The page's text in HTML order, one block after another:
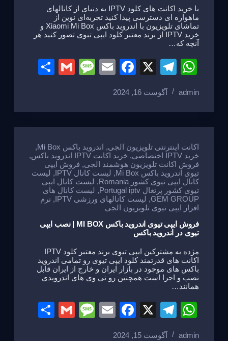
با خرید اکانت های کلود IPTV به دنیای از کانالهای
ماهواره ای دسترسی پیدا کنید تجربه‌ای نوین از
تماشای تلویزیون با اندروید باکس Xiaomi Mi Box و
خرید IPTV از برند معتبر کلود ایپی تیوی تصور کنید هر
آنچه که…
W
at
s
A
p
p
T
e
gr
a
m
X
F
c
e
b
o
o
k
E
M
a
g
e
G
e
admin آگوست 16, 2024
اکانت اینترنتی تلویزیون الجی, اندروید باکس Mi Box
,
خرید IPTV اختصاصی
, خرید اکانت IPTV اندروید باکس
,
فروش اکانت تلویزیون هوشمند الجی, فروش ایپی
تیوی اندروید باکس Mi Box
, لیست کانال IPTV , لیست
کانال ایپی تیوی کشور Romania
, لیست کانال ایپی
تیوی کشور پرتغال Portugal iptv
, لیست کانال های
GEM GROUP
, لیست کانالهای ورزشی IPTV , نرم
افزار ایپی تیوی تلویزیون الجی
فروش ایپی تیوی اندروید باکس MI BOX | نصب ایپی
تیوی در اندروید باکس
مژده به مشترکین ایپی تیوی برند معتبر کلود IPTV
اکانت های قدرتمند کلود ایپی تیوی رو تمامی اندروید
باکس های موجود در بازار ایران و خارج از ایران قابل
نصب و اجرا است همچنین رو تی وی های اندرویدی
همانند…
W
T
X
F
E
M
G
admin آگوست 15, 2024